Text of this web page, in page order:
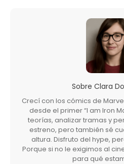
Sobre Clara
Crecí con los cómics de
desde el primer “I am Iron
teorías, analizar tramas y
estreno, pero también sé
altura. Disfruto del hype,
Porque si no le exigimos al
para qué